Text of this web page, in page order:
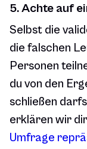
5. Achte auf
Selbst die
die falschen
Personen
du von den
schließen
erklären wir
Umfrage